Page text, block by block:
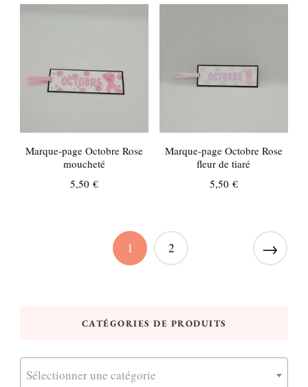
Marque-page Octobre Rose
moucheté
5,50€
Marque-page Octobre Rose
fleur de tiaré
5,50 €
1 2 →
CATÉGORIES DE PRODUITS
Sélectionner une catégorie